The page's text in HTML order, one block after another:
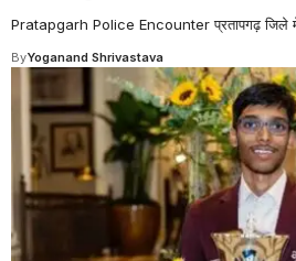
Pratapgarh Police Encounter प्रतापगढ़ जिले
ByYoganand Shrivastava